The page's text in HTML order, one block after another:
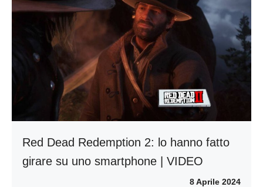
Red Dead Redemption 2: lo hanno fatto
girare su uno smartphone | VIDEO
8 Aprile 2024